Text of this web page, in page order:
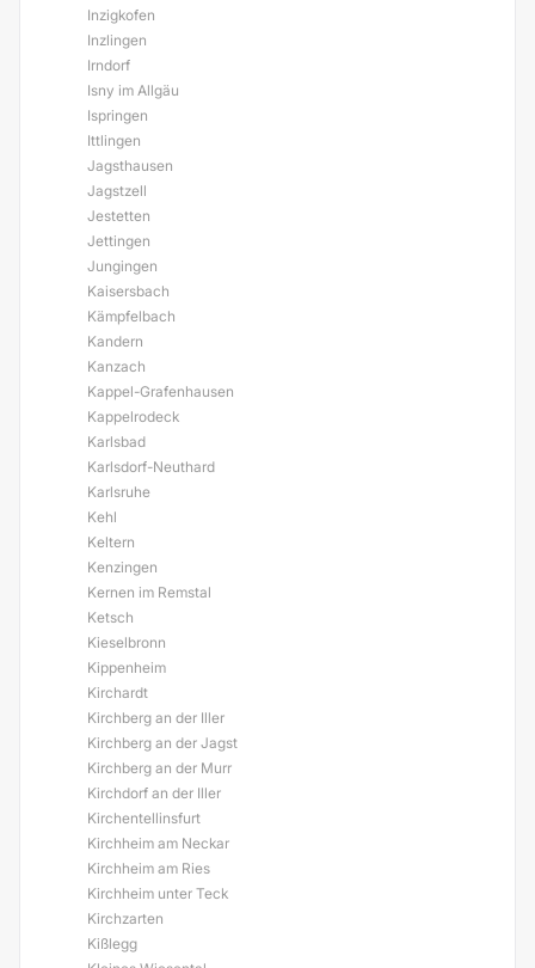
Inzigkofen
Inzlingen
Irndorf
Isny im Allgäu
Ispringen
Ittlingen
Jagsthausen
Jagstzell
Jestetten
Jettingen
Jungingen
Kaisersbach
Kämpfelbach
Kandern
Kanzach
Kappel-Grafenhausen
Kappelrodeck
Karlsbad
Karlsdorf-Neuthard
Karlsruhe
Kehl
Keltern
Kenzingen
Kernen im Remstal
Ketsch
Kieselbronn
Kippenheim
Kirchardt
Kirchberg an der Iller
Kirchberg an der Jagst
Kirchberg an der Murr
Kirchdorf an der Iller
Kirchentellinsfurt
Kirchheim am Neckar
Kirchheim am Ries
Kirchheim unter Teck
Kirchzarten
Kißlegg